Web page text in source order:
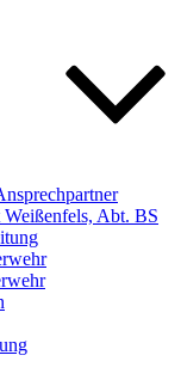
Abt. BS